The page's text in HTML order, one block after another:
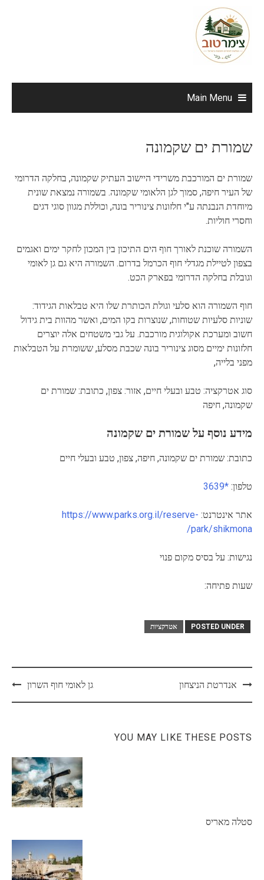
content
Main Menu
שמורת ים שקמונה
שמורת ים המורכבת משרידי היישוב העתיק שקמונה, בחלקה הדרומי
של העיר חיפה, סמוך לגן הלאומי שקמונה. בשמורה נמצאת שונית
מיוחדת הנבנתה ע"י חלזונות צינוריר בונה, וכוללת מגוון סוגי דגים
וחסרי חוליות.
השמורה שוכנת לאורך חוף הים התיכון בין המכון לחקר ימים ואגמים
בצפון לטיילת מגדלי חוף הכרמל בדרום. השמורה היא גם גן לאומי
וגובלת בחלקה הדרומי בפארק הכט.
חוף השמורה הוא סלעי וגולת הכותרת שלו היא טבלאות הגידוד:
שוניות סלעיות שטוחות, שנוצרות בקו המים, ואשר מהוות בית גידול
חשוב ומערכת אקולוגית מורכבת. על גבי משטחים אלה יוצרים
חלזונות ימיים מסוג צינוריר בונה שכבת מסלע, ששומרת על הטבלאות
מפני בלייה,
סוג אטרקציה: טבע ובעלי חיים, אזור: צפון, כתובת: שמורת ים
שקמונה, חיפה
מידע נוסף על שמורת ים שקמונה
כתובת: שמורת ים שקמונה, חיפה, צפון, טבע ובעלי חיים
טלפון: *3639
אתר אינטרנט: https://www.parks.org.il/reserve-
park/shikmona/
נגישות: על בסיס מקום פנוי
שעות פתיחה:
POSTED UNDER אטרקציות
Postאנדרטת הניצחון גן לאומי חוף השרון
YOU MAY LIKE THESE POSTS
סטלה מאריס